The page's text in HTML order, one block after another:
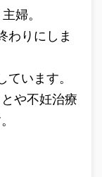
婦。
わりにしま
います。
や不妊治療